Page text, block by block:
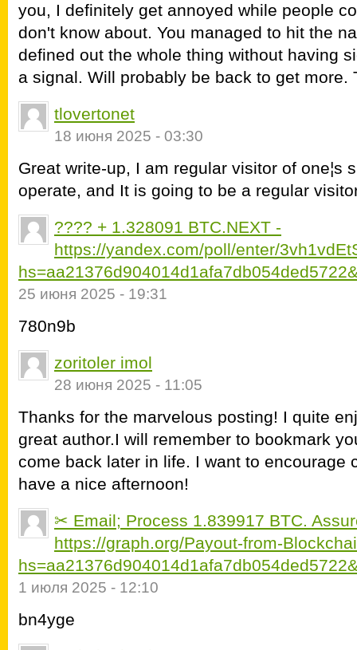
you, I definitely get annoyed while people
don't know about. You managed to hit the
defined out the whole thing without having
a signal. Will probably be back to get more.
tlovertonet
18 июня 2025 - 03:30
Great write-up, I am regular visitor of one¦s
operate, and It is going to be a regular
???? + 1.328091 BTC.NEXT -
https://yandex.com/poll/enter/
25 июня 2025 - 19:31
780n9b
zoritoler imol
28 июня 2025 - 11:05
Thanks for the marvelous posting! I quite
great author.I will remember to bookmark
come back later in life. I want to encourage
have a nice afternoon!
✂ Email; Process 1.839917 BTC.
https://graph.org/Payout-from-
1 июля 2025 - 12:10
bn4yge